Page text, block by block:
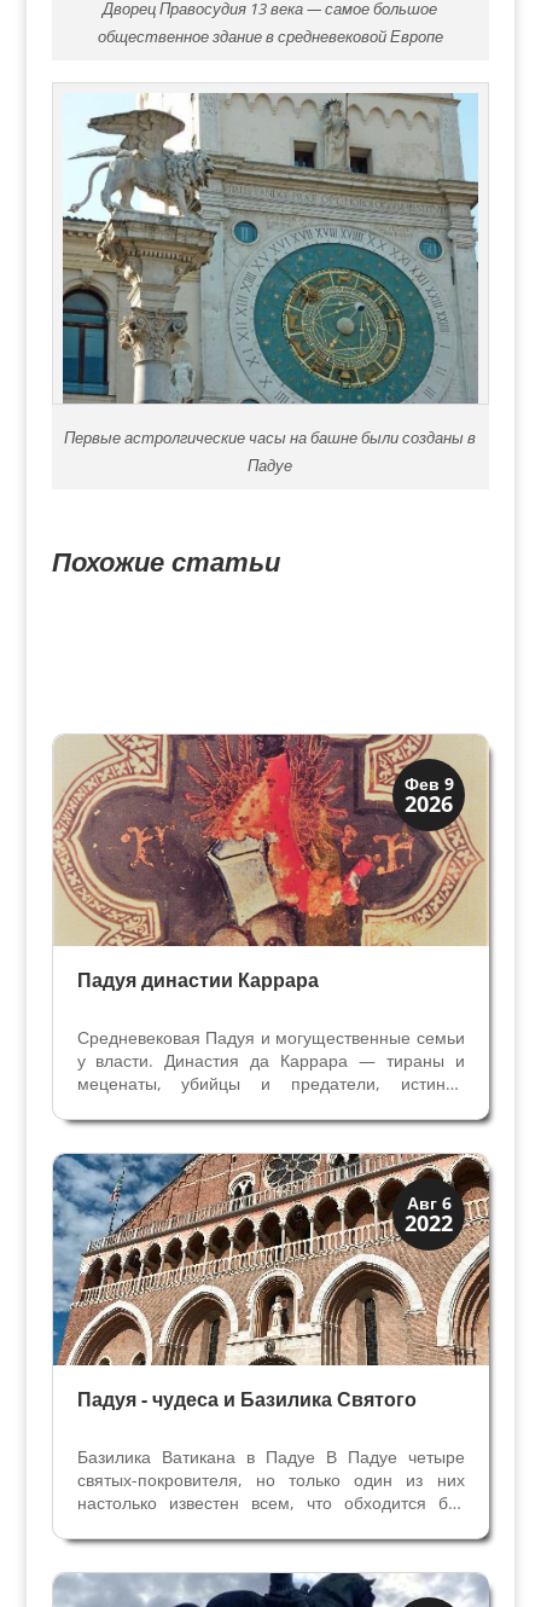
Дворец Правосудия 13 века — самое большое
общественное здание в средневековой Европе
Первые астролгические часы на башне были созданы в
Падуе
Похожие статьи
Фев 9
2026
Мантуя и Падуя
Экскурсии
Падуя династии Каррара
Средневековая Падуя и могущественные семьи
у власти. Династия да Каррара — тираны и
меценаты, убийцы и предатели, истинно
как это уживалось в исторических персонажах?
Из-за своеобразного «соперничества» женщин
двух важнейших...
Авг 6
2022
Мантуя и Падуя
Экскурсии
Падуя - чудеса и Базилика Святого
Базилика Ватикана в Падуе В Падуе четыре
святых-покровителя, но только один из них
настолько известен всем, что обходится без
местных стал просто Святым и главную
базилику города, посвященную ему, называют
Базилика Святого. Здесь...